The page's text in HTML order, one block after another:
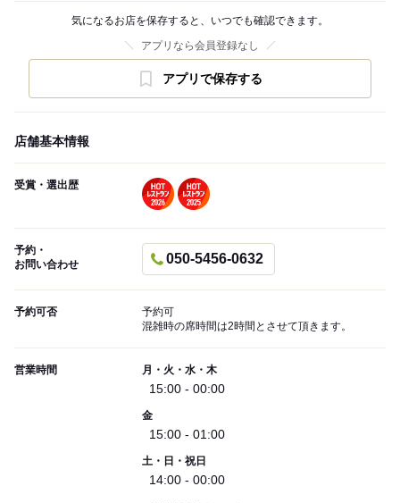
気になるお店を保存すると、いつでも確認できます。
アプリなら会員登録なし
アプリで保存する
店舗基本情報
受賞・選出歴
予約・
お問い合わせ
050-5456-0632
予約可否
予約可
混雑時の席時間は2時間とさせて頂きます。
営業時間 月・火・水・木
15:00 - 00:00
金
15:00 - 01:00
土・日・祝日
14:00 - 00:00